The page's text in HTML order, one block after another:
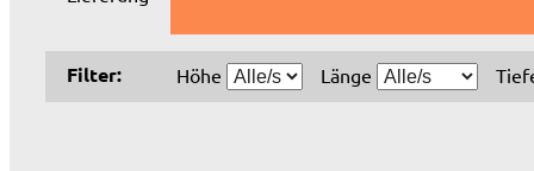
Filter: Höhe Länge